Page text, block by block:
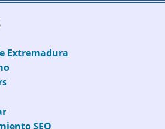
Extremadura
SEO